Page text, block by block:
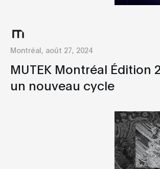
Montréal, août 27, 2024
MUTEK Montréal Édition
un nouveau cycle